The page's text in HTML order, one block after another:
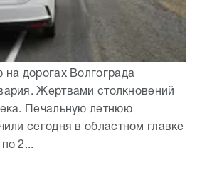
на дорогах Волгограда
Жертвами столкновений
Печальную летнюю
сегодня в областном главке
2...